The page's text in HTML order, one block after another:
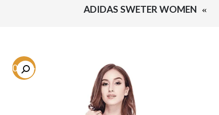
ADIDAS SWETER WOMEN
-60.2%